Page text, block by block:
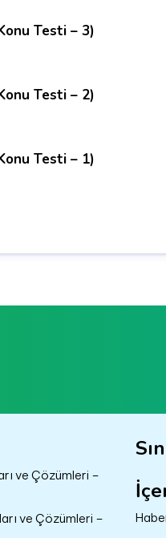
Testi – 3)
Testi – 2)
Testi – 1)
ve Çözümleri –
ve Çözümleri –